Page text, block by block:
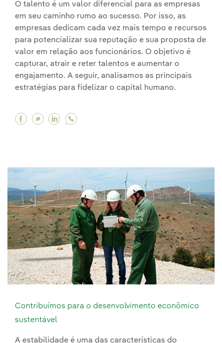
O talento é um valor diferencial para as empresas
em seu caminho rumo ao sucesso. Por isso, as
empresas dedicam cada vez mais tempo e recursos
para potencializar sua reputação e sua proposta de
valor em relação aos funcionários. O objetivo é
capturar, atrair e reter talentos e aumentar o
engajamento. A seguir, analisamos as principais
estratégias para fidelizar o capital humano.
Facebook 'Employer branding', uma técnica
Twitter 'Employer branding', uma técnica
Linkedin 'Employer branding', uma
Contribuímos para o desenvolvimento econômico
sustentável
A estabilidade é uma das características do